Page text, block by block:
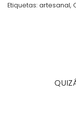
Etiquetas: artesanal,